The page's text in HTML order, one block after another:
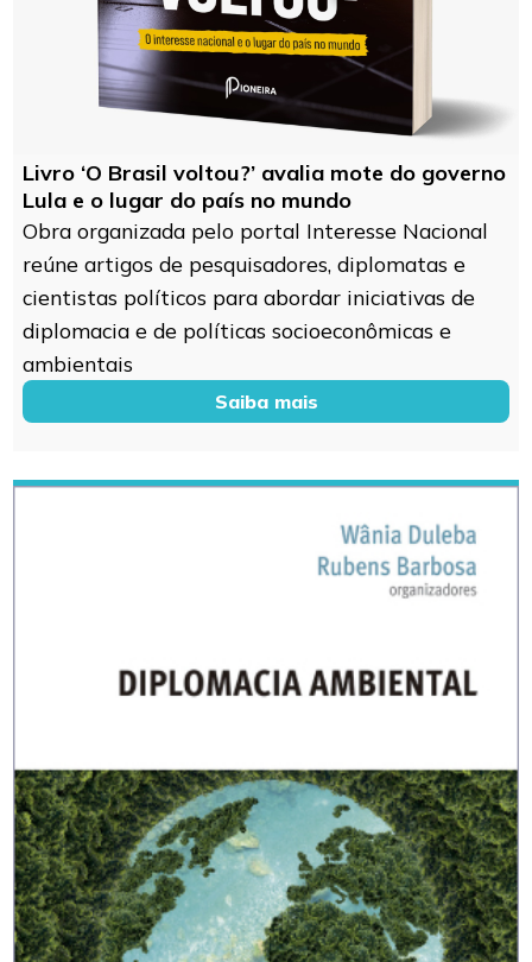
Livro ‘O Brasil voltou?’ avalia mote do governo
Lula e o lugar do país no mundo
Obra organizada pelo portal Interesse Nacional
reúne artigos de pesquisadores, diplomatas e
cientistas políticos para abordar iniciativas de
diplomacia e de políticas socioeconômicas e
ambientais
Saiba mais